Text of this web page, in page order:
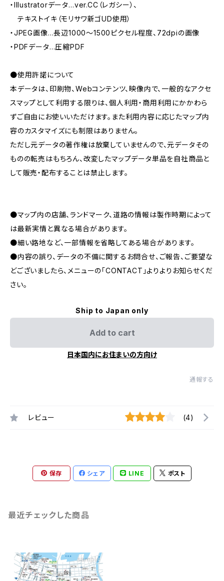
・Illustratorデータ…ver.CC（レガシー）、
テキストイキ（モリサワ新ゴUD使用）
・JPEG画像…長辺1000～1500ピクセル程度、72dpiの画像
・PDFデータ…圧縮PDF
●使用許諾について
本データは、印刷物、Webコンテンツ、映像内で、一般的なアクセ
スマップとして利用する限りは、個人利用・商用利用にかかわら
ずご自由にお使いいただけます。また利用内容に応じたマップ内
容のカスタマイズにも制限はありません。
ただし元データの著作権は放棄していませんので、元データその
ものの転売はもちろん、改変したマップデータ単品を自社商品と
して販売・配布することは禁止します。
●マップ内の店舗、ランドマーク、道路の情報は製作時期によって
は最新実情と異なる場合があります。
●細い路地など、一部情報を省略してある場合があります。
●内容の誤り、データの不備に関するお問合せ、ご報告、ご要望な
どございましたら、メニューの「CONTACT」よりよりお知らせくだ
さい。
Ship to Japan only
Add to cart
日本国内にお住まいの方向け
通報する
レビュー (4)
保存 シェア LINE ポスト
最近チェックした商品